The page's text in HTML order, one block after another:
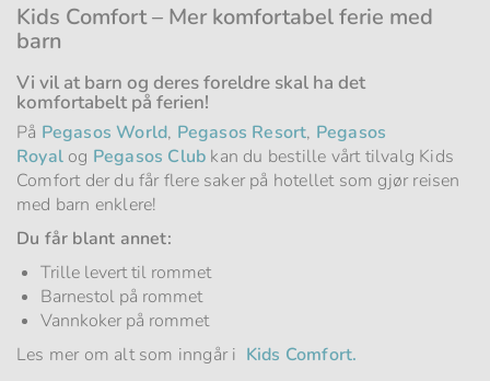
Kids Comfort – Mer komfortabel ferie med
barn
Vi vil at barn og deres foreldre skal ha det
komfortabelt på ferien!
På Pegasos World, Pegasos Resort, Pegasos
Royal og Pegasos Club kan du bestille vårt tilvalg Kids
Comfort der du får flere saker på hotellet som gjør reisen
med barn enklere!
Du får blant annet:
Trille levert til rommet
Barnestol på rommet
Vannkoker på rommet
Les mer om alt som inngår i Kids Comfort.